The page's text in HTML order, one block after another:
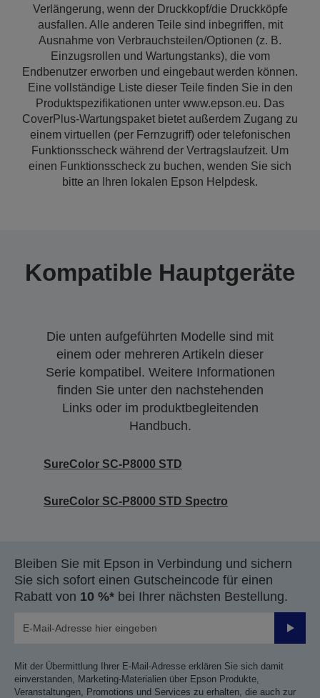
Verlängerung, wenn der Druckkopf/die Druckköpfe
ausfallen. Alle anderen Teile sind inbegriffen, mit
Ausnahme von Verbrauchsteilen/Optionen (z. B.
Einzugsrollen und Wartungstanks), die vom
Endbenutzer erworben und eingebaut werden können.
Eine vollständige Liste dieser Teile finden Sie in den
Produktspezifikationen unter www.epson.eu. Das
CoverPlus-Wartungspaket bietet außerdem Zugang zu
einem virtuellen (per Fernzugriff) oder telefonischen
Funktionsscheck während der Vertragslaufzeit. Um
einen Funktionsscheck zu buchen, wenden Sie sich
bitte an Ihren lokalen Epson Helpdesk.
Kompatible Hauptgeräte
Die unten aufgeführten Modelle sind mit
einem oder mehreren Artikeln dieser
Serie kompatibel. Weitere Informationen
finden Sie unter den nachstehenden
Links oder im produktbegleitenden
Handbuch.
SureColor SC-P8000 STD
SureColor SC-P8000 STD Spectro
Bleiben Sie mit Epson in Verbindung und sichern
Sie sich sofort einen Gutscheincode für einen
Rabatt von 10 %* bei Ihrer nächsten Bestellung.
Mit der Übermittlung Ihrer E-Mail-Adresse erklären Sie sich damit
einverstanden, Marketing-Materialien über Epson Produkte,
Veranstaltungen, Promotions und Services zu erhalten, die auch zur